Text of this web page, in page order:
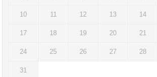
10 11 12 13 14
17 18 19 20 21
24 25 26 27 28
31